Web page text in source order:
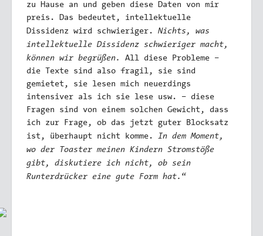
zu Hause an und geben diese Daten von mir
preis. Das bedeutet, intellektuelle
Dissidenz wird schwieriger. Nichts, was
intellektuelle Dissidenz schwieriger macht,
können wir begrüßen.
All diese Probleme –
die Texte sind also fragil, sie sind
gemietet, sie lesen mich neuerdings
intensiver als ich sie lese usw. – diese
Fragen sind von einem solchen Gewicht, dass
ich zur Frage, ob das jetzt guter Blocksatz
ist, überhaupt nicht komme. In dem Moment,
wo der Toaster meinen Kindern Stromstöße
gibt, diskutiere ich nicht, ob sein
Runterdrücker eine gute Form hat. “